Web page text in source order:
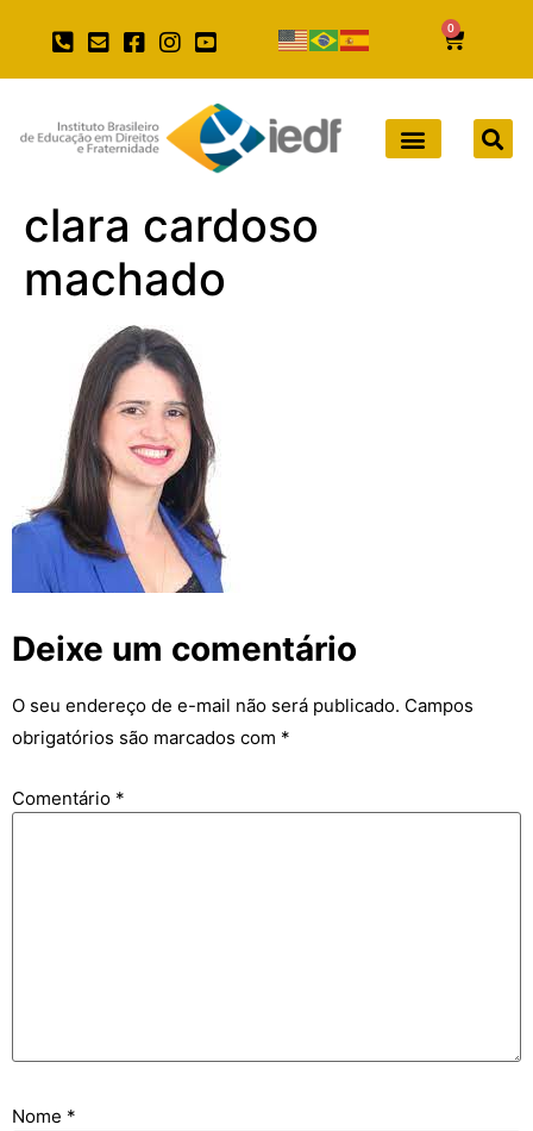
0
clara cardoso
machado
Deixe um comentário
O seu endereço de e-mail não será publicado. Campos
obrigatórios são marcados com *
Comentário *
Nome *